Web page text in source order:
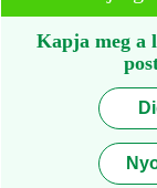
Kapja meg a